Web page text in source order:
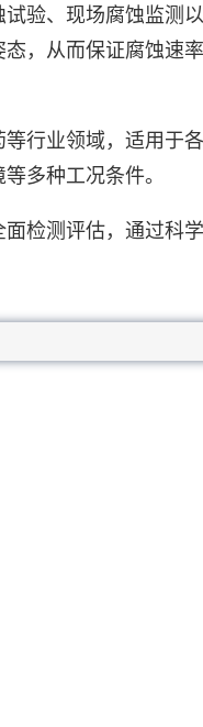
验、现场腐蚀监测
，从而保证腐蚀速
行业领域，适用于
多种工况条件。
检测评估，通过科